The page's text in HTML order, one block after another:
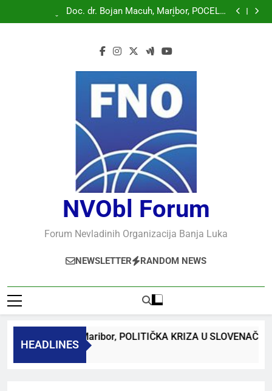
SLOVENAČKOM PARLAMENTU
Doc. dr. Bojan Macuh, Maribor, POČELO
OBILJEŽAVANJE 30 GODINA USPJEŠNOG RADA I
Prof.dr Vaso Bojanić, MOGU LI KOMPJUTERI POSTATI
Doc. dr. Bojan Macuh, Maribor, POLITIČKA KRIZA U
SLOVENAČKOM PARLAMENTU
Doc. dr. Bojan Macuh, Maribor, POČELO
RAZVOJA DEFENDOLOGIJE – POGLED IZ SLOVENIJE
AUTORITARNO LUDILO
NVObl Forum
Forum Nevladinih Organizacija Banja Luka
NEWSLETTER RANDOM NEWS
HEADLINES
Bojan Macuh, Maribor, POLITIČKA KRIZA U